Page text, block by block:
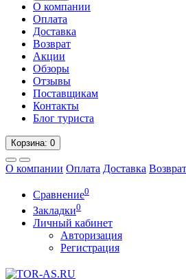
О компании
Оплата
Доставка
Возврат
Акции
Обзоры
Отзывы
Поставщикам
Контакты
Блог туриста
Корзина: 0
О компании Оплата Доставка Возврат
Сравнение0
Закладки0
Личный кабинет
Авторизация
Регистрация